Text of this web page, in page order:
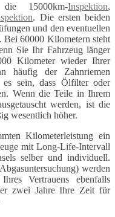
15000km-Inspektion,
. Die ersten beiden
und den eventuellen
Bei 60000 Kilometern steht
Sie Ihr Fahrzeug länger
Kilometer wieder Ihrer
häufig der Zahnriemen
es sein, dass Ölfilter oder
Wenn die Teile in Ihrem
werden, ist die
wesentlich höher.
Kilometerleistung ein
mit Long-Life-Intervall
selber und individuell.
werden
Ihres Vertrauens ebenfalls
zwei Jahre Ihre Zeit für